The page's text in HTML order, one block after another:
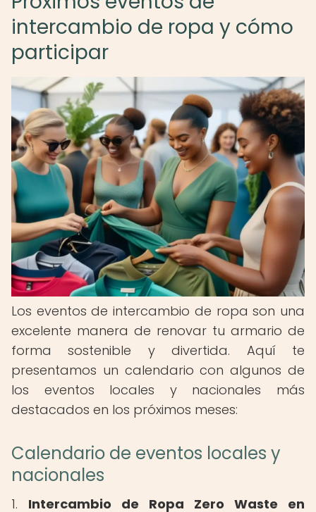
intercambio de ropa y cómo
participar
Los eventos de intercambio de ropa son una
excelente manera de renovar tu armario de
forma sostenible y divertida. Aquí te
presentamos un calendario con algunos de
los eventos locales y nacionales más
destacados en los próximos meses:
Calendario de eventos locales y
nacionales
1. Intercambio de Ropa Zero Waste en